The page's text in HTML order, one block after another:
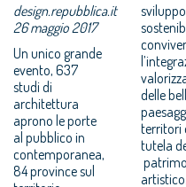
design.repubblica.it
26 maggio 2017
Un unico grande
evento, 637
studi di
architettura
aprono le porte
al pubblico in
contemporanea,
84 province sul
sviluppo
delle
territori
tutela
artistico.